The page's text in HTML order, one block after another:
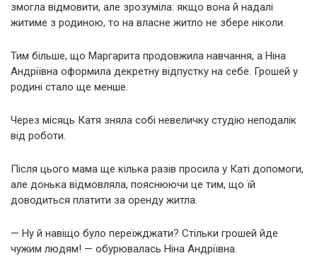
змогла відмовити, але зрозуміла: якщо вона й надалі
житиме з родиною, то на власне житло не збере ніколи.
Тим більше, що Маргарита продовжила навчання, а Ніна
Андріївна оформила декретну відпустку на себе. Грошей у
родині стало ще менше.
Через місяць Катя зняла собі невеличку студію неподалік
від роботи.
Після цього мама ще кілька разів просила у Каті допомоги,
але донька відмовляла, пояснюючи це тим, що їй
доводиться платити за оренду житла.
— Ну й навіщо було переїжджати? Стільки грошей йде
чужим людям! — обурювалась Ніна Андріївна.